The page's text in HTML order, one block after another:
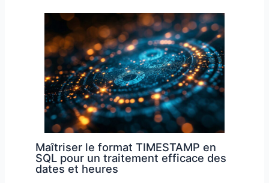
Maîtriser le format TIMESTAMP en
SQL pour un traitement efficace des
dates et heures